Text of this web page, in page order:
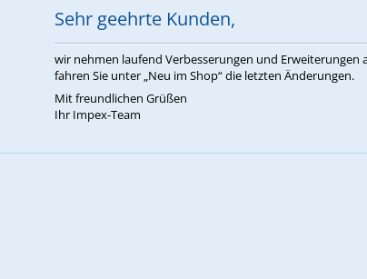
Sehr ge­ehr­te Kun­den,
wir neh­men lau­fend Ver­bes­se­run­gen und
fah­ren Sie un­ter „Neu im Shop“ die letz­ten Än­de­run­gen.
Mit freund­li­chen Grü­ßen
Ihr Im­pex-Team